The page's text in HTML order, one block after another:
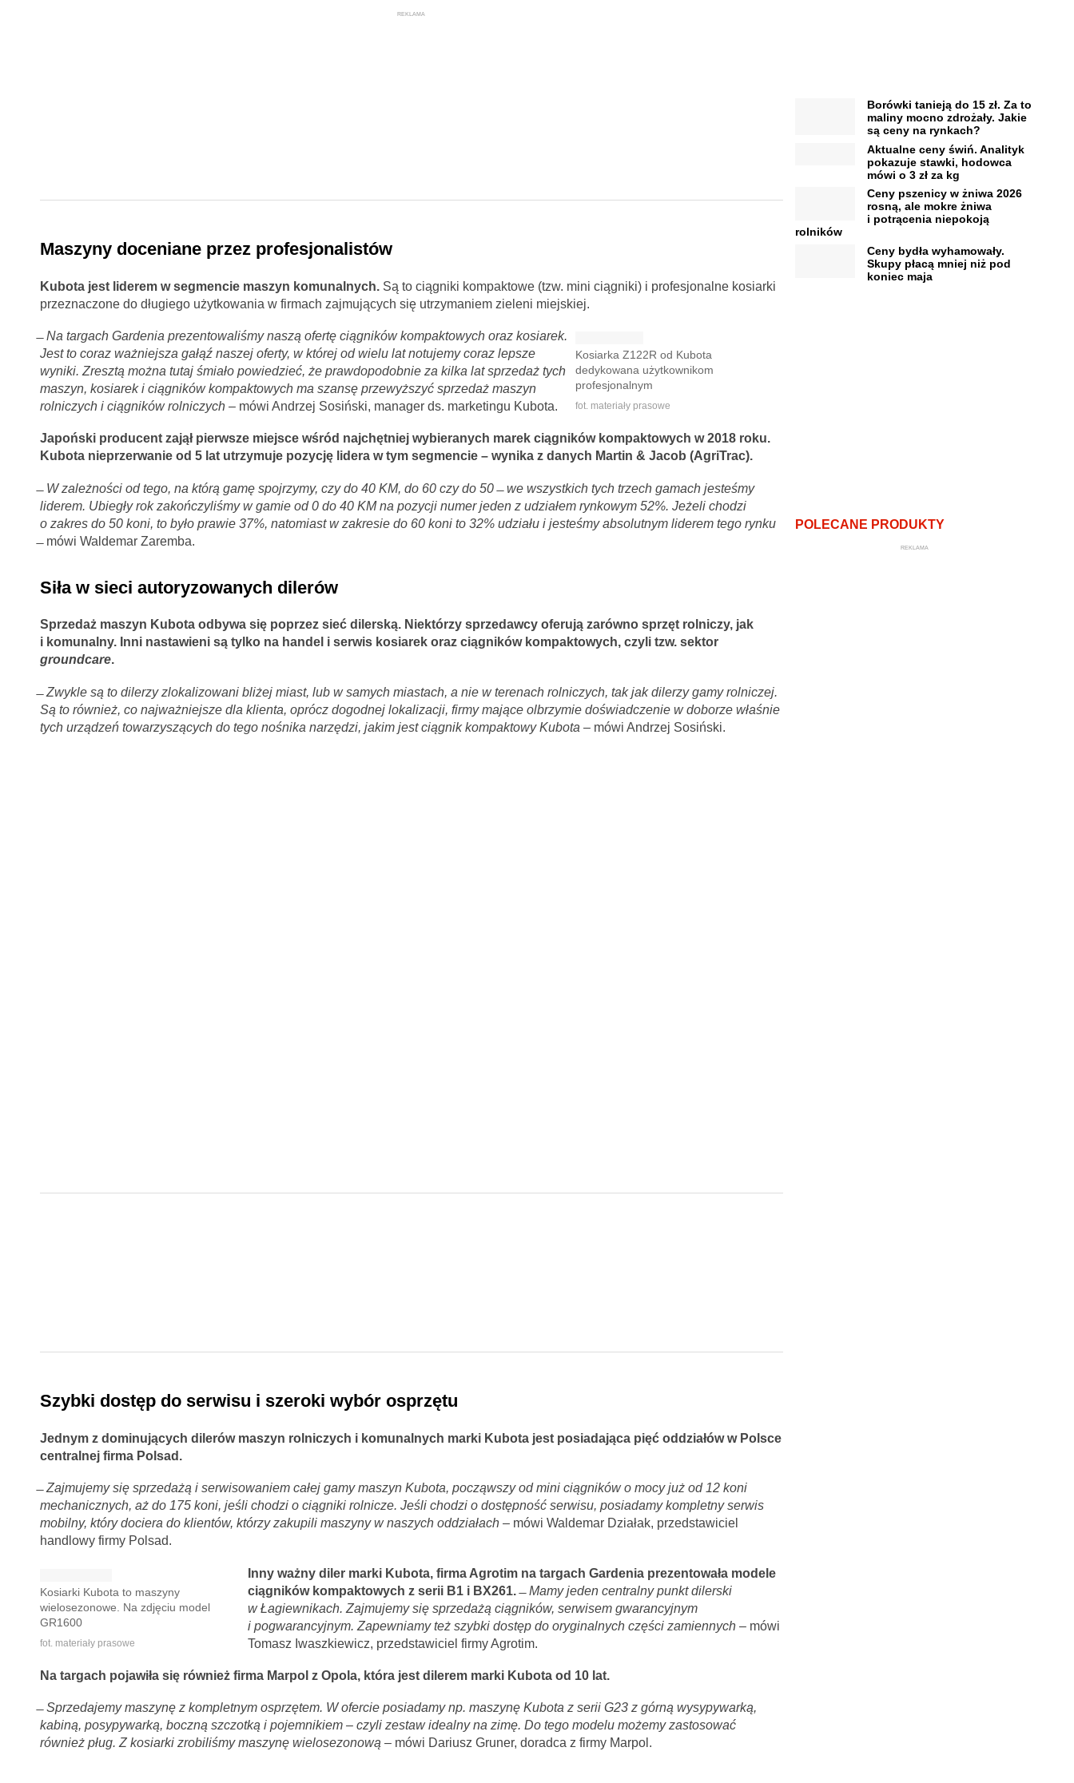
REKLAMA
Maszyny doceniane przez profesjonalistów
Kubota jest liderem w segmencie maszyn komunalnych.Są to ciągniki kompaktowe (tzw. mini ciągniki) i profesjonalne kosiarki
przeznaczone do długiego użytkowania w firmach zajmujących się utrzymaniem zieleni miejskiej.
Kosiarka Z122R od Kubota
dedykowana użytkownikom
profesjonalnym
fot. materiały prasowe
̶Na targach Gardenia prezentowaliśmy naszą ofertę ciągników kompaktowych oraz kosiarek.
Jest to coraz ważniejsza gałąź naszej oferty, w której od wielu lat notujemy coraz lepsze
wyniki. Zresztą można tutaj śmiało powiedzieć, że prawdopodobnie za kilka lat sprzedaż tych
maszyn, kosiarek i ciągników kompaktowych ma szansę przewyższyć sprzedaż maszyn
rolniczych i ciągników rolniczych– mówi Andrzej Sosiński, manager ds. marketingu Kubota.
Japoński producent zajął pierwsze miejsce wśród najchętniej wybieranych marek ciągników kompaktowych w 2018 roku.
Kubota nieprzerwanie od 5 lat utrzymuje pozycję lidera w tym segmencie – wynika z danych Martin & Jacob (AgriTrac).
̶ W zależności od tego, na którą gamę spojrzymy, czy do 40 KM, do 60 czy do 50 ̶ we wszystkich tych trzech gamach jesteśmy
liderem. Ubiegły rok zakończyliśmy w gamie od 0 do 40 KM na pozycji numer jeden z udziałem rynkowym 52%. Jeżeli chodzi
o zakres do 50 koni, to było prawie 37%, natomiast w zakresie do 60 koni to 32% udziału i jesteśmy absolutnym liderem tego rynku
̶ mówi Waldemar Zaremba.
Siła w sieci autoryzowanych dilerów
Sprzedaż maszyn Kubota odbywa się poprzez sieć dilerską. Niektórzy sprzedawcy oferują zarówno sprzęt rolniczy, jak
i komunalny. Inni nastawieni są tylko na handel i serwis kosiarek oraz ciągników kompaktowych, czyli tzw. sektor
groundcare.
̶Zwykle są to dilerzy zlokalizowani bliżej miast, lub w samych miastach, a nie w terenach rolniczych, tak jak dilerzy gamy rolniczej.
Są to również, co najważniejsze dla klienta, oprócz dogodnej lokalizacji, firmy mające olbrzymie doświadczenie w doborze właśnie
tych urządzeń towarzyszących do tego nośnika narzędzi, jakim jest ciągnik kompaktowy Kubota – mówi Andrzej Sosiński.
Szybki dostęp do serwisu i szeroki wybór osprzętu
Jednym z dominujących dilerów maszyn rolniczych i komunalnych marki Kubota jest posiadająca pięć oddziałów w Polsce
centralnej firma Polsad.
̶Zajmujemy się sprzedażą i serwisowaniem całej gamy maszyn Kubota, począwszy od mini ciągników o mocy już od 12 koni
mechanicznych, aż do 175 koni, jeśli chodzi o ciągniki rolnicze. Jeśli chodzi o dostępność serwisu, posiadamy kompletny serwis
mobilny, który dociera do klientów, którzy zakupili maszyny w naszych oddziałach– mówi Waldemar Działak, przedstawiciel
handlowy firmy Polsad.
Kosiarki Kubota to maszyny
wielosezonowe. Na zdjęciu model
GR1600
fot. materiały prasowe
Inny ważny diler marki Kubota, firma Agrotim na targach Gardenia prezentowała modele
ciągników kompaktowych z serii B1 i BX261.̶Mamy jeden centralny punkt dilerski
w Łagiewnikach. Zajmujemy się sprzedażą ciągników, serwisem gwarancyjnym
i pogwarancyjnym. Zapewniamy też szybki dostęp do oryginalnych części zamiennych– mówi
Tomasz Iwaszkiewicz, przedstawiciel firmy Agrotim.
Na targach pojawiła się również firma Marpol z Opola, która jest dilerem marki Kubota od 10 lat.
̶Sprzedajemy maszynę z kompletnym osprzętem. W ofercie posiadamy np. maszynę Kubota z serii G23 z górną wysypywarką,
kabiną, posypywarką, boczną szczotką i pojemnikiem – czyli zestaw idealny na zimę. Do tego modelu możemy zastosować
również pług. Z kosiarki zrobiliśmy maszynę wielosezonową – mówi Dariusz Gruner, doradca z firmy Marpol.
Borówki tanieją do 15 zł. Za to
maliny mocno zdrożały. Jakie
są ceny na rynkach?
Aktualne ceny świń. Analityk
pokazuje stawki, hodowca
mówi o 3 zł za kg
Ceny pszenicy w żniwa 2026
rosną, ale mokre żniwa
i potrącenia niepokoją
rolników
Ceny bydła wyhamowały.
Skupy płacą mniej niż pod
koniec maja
POLECANE PRODUKTY
REKLAMA